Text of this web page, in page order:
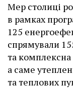
Мер столиці
в рамках
125
спрямували
та
а саме
та теплових